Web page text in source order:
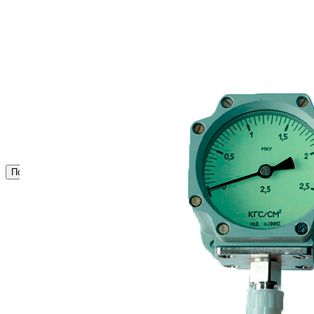
Поиск